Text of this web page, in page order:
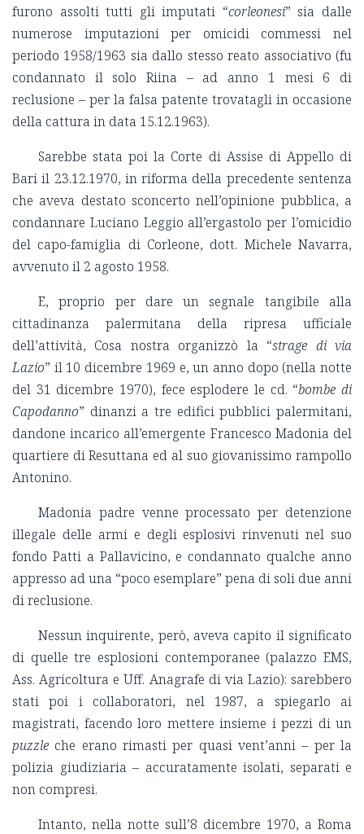
furono assolti tutti gli imputati “corleonesi” sia dalle
numerose imputazioni per omicidi commessi nel
periodo 1958/1963 sia dallo stesso reato associativo (fu
condannato il solo Riina – ad anno 1 mesi 6 di
reclusione – per la falsa patente trovatagli in occasione
della cattura in data 15.12.1963).
Sarebbe stata poi la Corte di Assise di Appello di
Bari il 23.12.1970, in riforma della precedente sentenza
che aveva destato sconcerto nell’opinione pubblica, a
condannare Luciano Leggio all’ergastolo per l’omicidio
del capo-famiglia di Corleone, dott. Michele Navarra,
avvenuto il 2 agosto 1958.
E, proprio per dare un segnale tangibile alla
cittadinanza palermitana della ripresa ufficiale
dell’attività, Cosa nostra organizzò la “strage di via
Lazio” il 10 dicembre 1969 e, un anno dopo (nella notte
del 31 dicembre 1970), fece esplodere le cd. “bombe di
Capodanno” dinanzi a tre edifici pubblici palermitani,
dandone incarico all’emergente Francesco Madonia del
quartiere di Resuttana ed al suo giovanissimo rampollo
Antonino.
Madonia padre venne processato per detenzione
illegale delle armi e degli esplosivi rinvenuti nel suo
fondo Patti a Pallavicino, e condannato qualche anno
appresso ad una “poco esemplare” pena di soli due anni
di reclusione.
Nessun inquirente, però, aveva capito il significato
di quelle tre esplosioni contemporanee (palazzo EMS,
Ass. Agricoltura e Uff. Anagrafe di via Lazio): sarebbero
stati poi i collaboratori, nel 1987, a spiegarlo ai
magistrati, facendo loro mettere insieme i pezzi di un
puzzle che erano rimasti per quasi vent’anni – per la
polizia giudiziaria – accuratamente isolati, separati e
non compresi.
Intanto, nella notte sull’8 dicembre 1970, a Roma